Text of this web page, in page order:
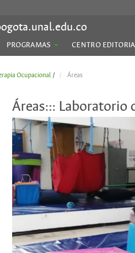
PROGRAMAS CENTRO
Ocupacional / Áreas
Áreas::: Laboratorio